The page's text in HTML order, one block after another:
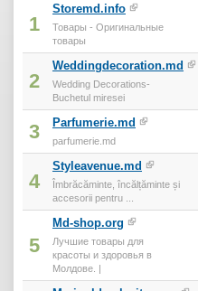
1
Storemd.info
Товары - Оригинальные
товары
2
Weddingdecoration.md
Wedding Decorations-
Buchetul miresei
3 Parfumerie.md
parfumerie.md
4
Styleavenue.md
Îmbrăcăminte, încălțăminte și
accesorii pentru ...
5
Md-shop.org
Лучшие товары для
красоты и здоровья в
Молдове. |